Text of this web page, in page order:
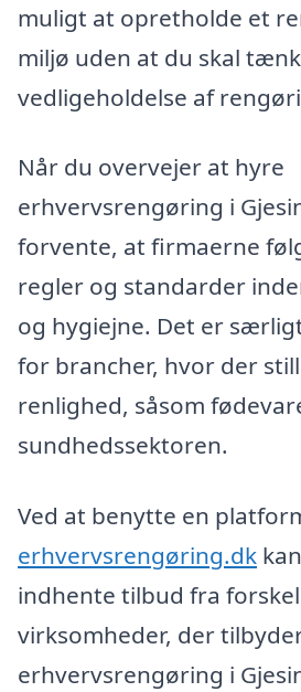
muligt at opretholde et
miljø uden at du skal
vedligeholdelse af
Når du overvejer at hyre
erhvervsrengøring i
forvente, at firmaerne
regler og standarder
og hygiejne. Det er
for brancher, hvor der
renlighed, såsom
sundhedssektoren.
Ved at benytte en
erhvervsrengøring.dk
indhente tilbud fra
virksomheder, der
erhvervsrengøring i